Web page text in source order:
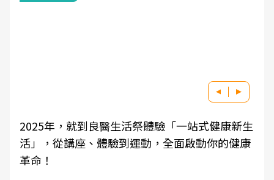
2025年，就到良醫生活祭體驗「一站式健康新生
活」，從講座、體驗到運動，全面啟動你的健康
革命！